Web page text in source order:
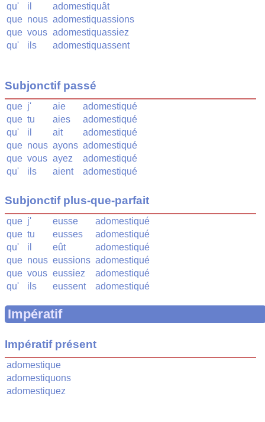
qu'
il
adomestiquât
que nous adomestiquassions
que vous adomestiquassiez
qu'
ils adomestiquassent
Subjonctif passé
que j' aie
adomestiqué
que tu aies
adomestiqué
qu'
il ait
adomestiqué
que nous ayons adomestiqué
que vous ayez
adomestiqué
qu'
ils aient adomestiqué
Subjonctif plus-que-parfait
que j' eusse
adomestiqué
que tu eusses
adomestiqué
qu'
il eût
adomestiqué
que nous eussions adomestiqué
que vous eussiez
adomestiqué
qu'
ils eussent adomestiqué
Impératif
Impératif présent
adomestique
adomestiquons
adomestiquez